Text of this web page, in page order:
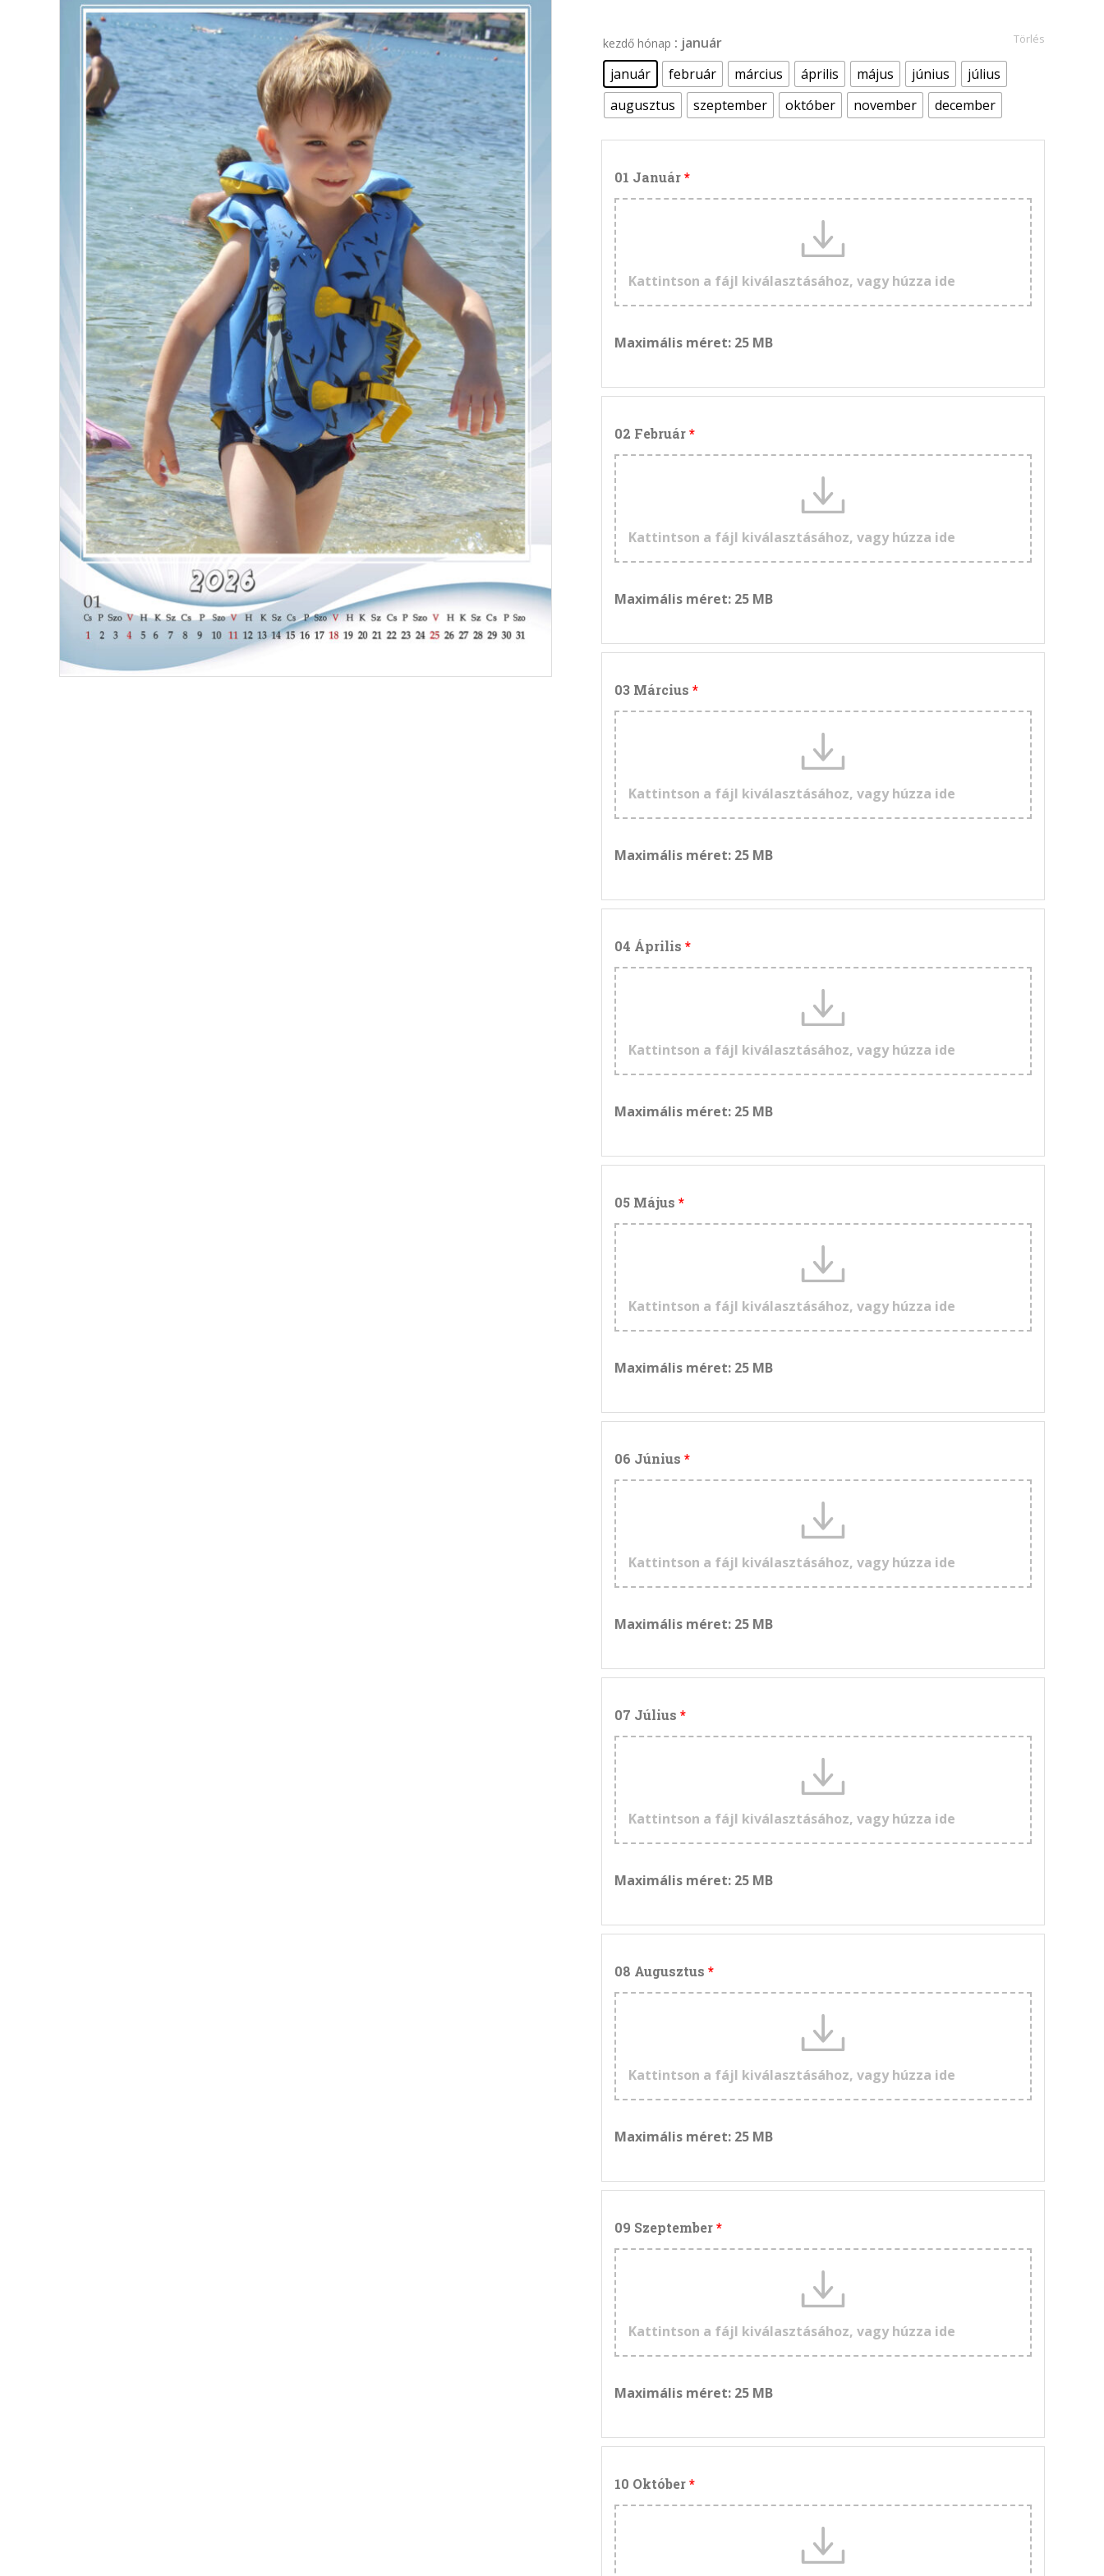
kezdő hónap : január
január
február március április május június
július
augusztus
szeptember október november december
Törlés
01 Január
Kattintson a fájl kiválasztásához, vagy húzza ide
Maximális méret: 25 MB
02 Február
Kattintson a fájl kiválasztásához, vagy húzza ide
Maximális méret: 25 MB
03 Március
Kattintson a fájl kiválasztásához, vagy húzza ide
Maximális méret: 25 MB
04 Április
Kattintson a fájl kiválasztásához, vagy húzza ide
Maximális méret: 25 MB
05 Május
Kattintson a fájl kiválasztásához, vagy húzza ide
Maximális méret: 25 MB
06 Június
Kattintson a fájl kiválasztásához, vagy húzza ide
Maximális méret: 25 MB
07 Július
Kattintson a fájl kiválasztásához, vagy húzza ide
Maximális méret: 25 MB
08 Augusztus
Kattintson a fájl kiválasztásához, vagy húzza ide
Maximális méret: 25 MB
09 Szeptember
Kattintson a fájl kiválasztásához, vagy húzza ide
Maximális méret: 25 MB
10 Október